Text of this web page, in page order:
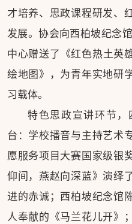
才培养、思政课程研发、
发展。协会向西柏坡纪念
中心赠送了《红色热土
绘地图》，为青年实地研
习载体。
特色思政宣讲环节
台：学校播音与主持艺术
愿服务项目大赛国家级银
仰间，燕赵向深蓝》演绎
进的赤诚；西柏坡纪念馆
人奉献的《马兰花儿开》